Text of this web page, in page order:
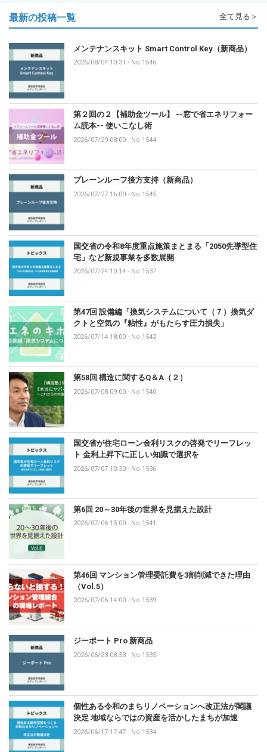
最新の投稿一覧 全て見る＞
メンテナンスキット Smart Control Key（新商品）
2026/08/04 10:31 - No.1546
第２回の２【補助金ツール】 --窓で省エネリフォー
ム読本-- 使いこなし術
2026/07/29 08:00 - No.1544
プレーンルーフ後方支持（新商品）
2026/07/27 16:00 - No.1545
国交省の令和8年度重点施策まとまる「2050先導型住
宅」など新規事業を多数展開
2026/07/24 10:14 - No.1537
第47回 設備編「換気システムについて（７）換気ダ
クトと空気の『粘性』がもたらす圧力損失」
2026/07/14 18:00 - No.1542
第58回 構造に関するQ＆A（２）
2026/07/08 09:00 - No.1540
国交省が住宅ローン金利リスクの啓発でリーフレッ
ト 金利上昇下に正しい知識で選択を
2026/07/07 10:30 - No.1536
第6回 20～30年後の世界を見据えた設計
2026/07/06 15:00 - No.1541
第46回 マンション管理委託費を3割削減できた理由
（Vol.5）
2026/07/06 14:00 - No.1539
ジーポート Pro 新商品
2026/06/23 08:53 - No.1535
個性ある令和のまちリノベーションへ改正法が閣議
決定 地域ならではの資産を活かしたまちが加速
2026/06/17 17:47 - No.1534